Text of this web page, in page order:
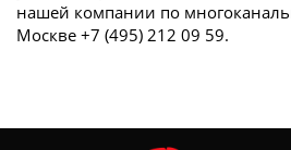
нашей компании по
Москве +7 (495) 212 09 59.